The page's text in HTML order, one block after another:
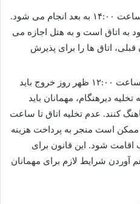
از ساعت ۱۴:۰۰ به بعد انجام می شود.
به اتاق است و به هتل اجازه می
اتاق ها را برای پذیرش
تا ساعت ۱۲:۰۰ ظهر روز خروج باید
دیرهنگام، مهمانان باید
کنند. عدم تخلیه اتاق تا ساعت
ممکن است منجر به پرداخت هزینه
شود. این قانون برای
آوردن شرایط لازم برای مهمانان